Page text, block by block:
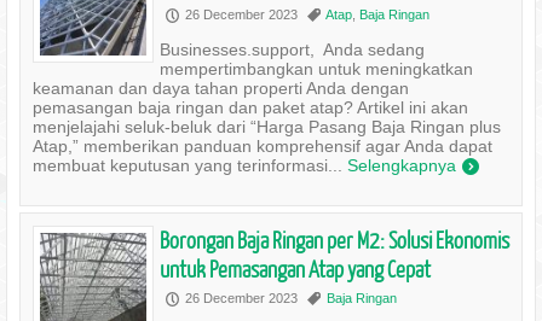
P 26 December 2023 , Atap, Baja Ringan
Businesses.support, Anda sedang
mempertimbangkan untuk meningkatkan
keamanan dan daya tahan properti Anda dengan
pemasangan baja ringan dan paket atap? Artikel ini akan
menjelajahi seluk-beluk dari “Harga Pasang Baja Ringan plus
Atap,” memberikan panduan komprehensif agar Anda dapat
membuat keputusan yang terinformasi... Selengkapnya )
Borongan Baja Ringan per M2: Solusi Ekonomis
untuk Pemasangan Atap yang Cepat
P 26 December 2023 , Baja Ringan